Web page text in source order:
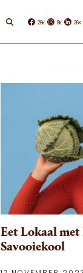
Facebook
26K 8K 26K
Eet Lokaal
Savooiekool